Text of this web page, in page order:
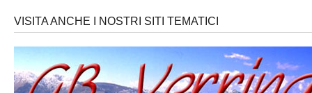
VISITA ANCHE I NOSTRI SITI TEMATICI